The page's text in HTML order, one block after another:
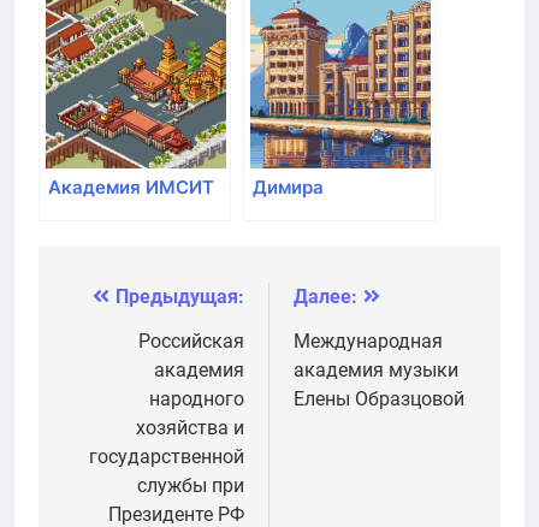
Академия ИМСИТ Димира
Навигация
записям
Предыдущая:
Российская
академия
народного
хозяйства и
государственной
службы при
Президенте РФ
Далее:
Международная
академия музыки
Елены Образцовой